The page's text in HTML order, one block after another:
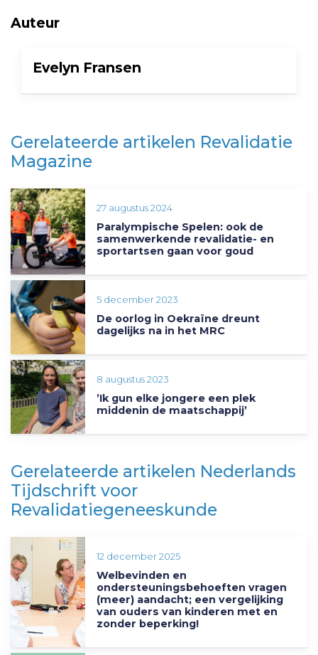
Auteur
Evelyn Fransen
Gerelateerde artikelen Revalidatie
Magazine
27 augustus 2024
Paralympische Spelen: ook de
samenwerkende revalidatie- en
sportartsen gaan voor goud
5 december 2023
De oorlog in Oekraïne dreunt
dagelijks na in het MRC
8 augustus 2023
’Ik gun elke jongere een plek
middenin de maatschappij’
Gerelateerde artikelen Nederlands
Tijdschrift voor
Revalidatiegeneeskunde
12 december 2025
Welbevinden en
ondersteuningsbehoeften vragen
(meer) aandacht; een vergelijking
van ouders van kinderen met en
zonder beperking!